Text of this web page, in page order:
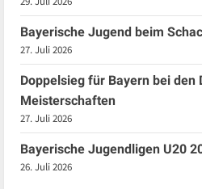
Bayerische Jugend beim
27. Juli 2026
Doppelsieg für Bayern bei den
Meisterschaften
27. Juli 2026
Bayerische Jugendligen U20
26. Juli 2026